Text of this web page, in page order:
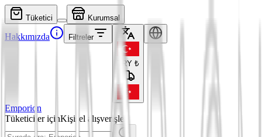
Tüketici Kurumsal
Hakkımızda Filtreler
TRY ₺
Emporion
Tüketiciler içinKişisel alışverişler